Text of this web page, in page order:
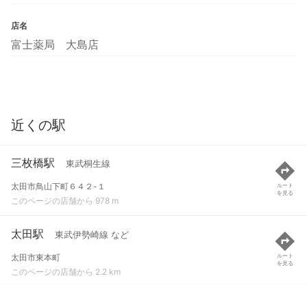
店名
富士薬局 大島店
近くの駅
三枚橋駅 東武桐生線
太田市鳥山下町６４２-１
このページの店舗から 978 m
ルート
を見る
太田駅 東武伊勢崎線 など
太田市東本町
このページの店舗から 2.2 km
ルート
を見る